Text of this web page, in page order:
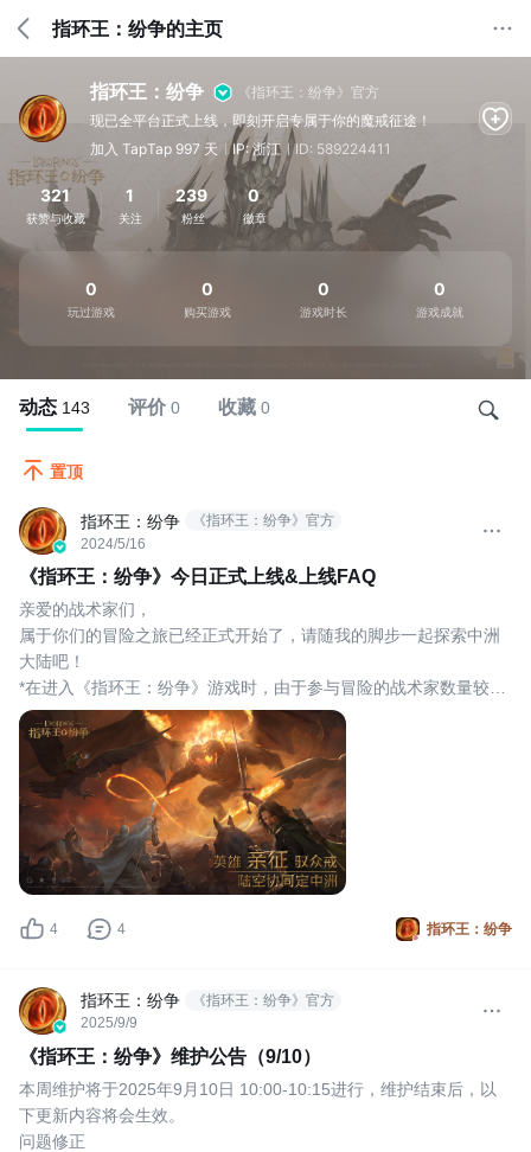
指环王：纷争的主页
指环王：纷争
《指环王：纷争》官方
现已全平台正式上线，即刻开启专属于你的魔戒征途！
加入 TapTap 997 天
IP: 浙江 ID: 589224411
321
获赞与收藏
1
关注
239
粉丝
0
徽章
0
玩过游戏
0
购买游戏
0
游戏时长
0
游戏成就
动态 143 评价 0 收藏 0
置顶
指环王：纷争 《指环王：纷争》官方
2024/5/16
《指环王：纷争》今日正式上线&上线FAQ
亲爱的战术家们，
属于你们的冒险之旅已经正式开始了，请随我的脚步一起探索中洲
大陆吧！
*在进入《指环王：纷争》游戏时，由于参与冒险的战术家数量较
多，可能会出现游戏画面卡顿、服务器延迟等情况，我们会尽快针
对问题进行修复。为此所造成的不便，我们深表歉意。
同时欢迎各位中洲伙伴们加入《指环王：纷争》官方Q群进行交流
讨论。
官方玩家1群：593839525
官方玩家2群：512665482
祝福大家都能在
指环王：纷争
4 4
指环王：纷争 《指环王：纷争》官方
2025/9/9
《指环王：纷争》维护公告（9/10）
​本周维护将于2025年9月10日 10:00-10:15进行，维护结束后，以
下更新内容将会生效。
问题修正